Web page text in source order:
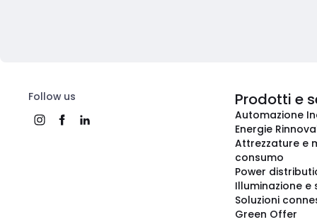
Follow us Prodotti e
Automazione
Energie
Attrezzature e
consumo
Power
Illuminazione
Soluzioni
Green Offer